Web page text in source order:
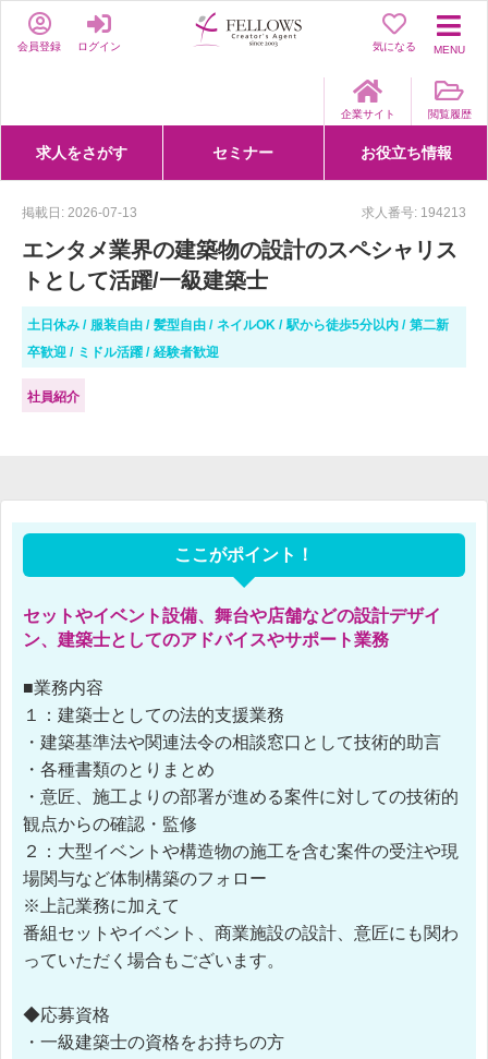
会員登録 ログイン 気になる MENU
企業サイト 閲覧履歴
求人をさがす
詳細条件からさがす
求人特集からさがす
セミナー
セミナーをさがす
クリエイティブNEXT
クリエイターズファーム
e-ラーニング
Fellows Creative Academy
企業研修
お役立ち情報
お役立ち情報一覧
聞くは一時、聞かぬは一生
クリエイターのお仕事図鑑
クリエイターの声
Q&A
企業様向けお役立ち情報
掲載日: 2026-07-13 求人番号: 194213
エンタメ業界の建築物の設計のスペシャリス
トとして活躍/一級建築士
土日休み 服装自由 髪型自由 ネイルOK 駅から徒歩5分以内
第二新
卒歓迎
ミドル活躍 経験者歓迎
社員紹介
ここがポイント！
セットやイベント設備、舞台や店舗などの設計デザイ
ン、建築士としてのアドバイスやサポート業務
■業務内容
１：建築士としての法的支援業務
・建築基準法や関連法令の相談窓口として技術的助言
・各種書類のとりまとめ
・意匠、施工よりの部署が進める案件に対しての技術的
観点からの確認・監修
２：大型イベントや構造物の施工を含む案件の受注や現
場関与など体制構築のフォロー
※上記業務に加えて
番組セットやイベント、商業施設の設計、意匠にも関わ
っていただく場合もございます。
◆応募資格
・一級建築士の資格をお持ちの方